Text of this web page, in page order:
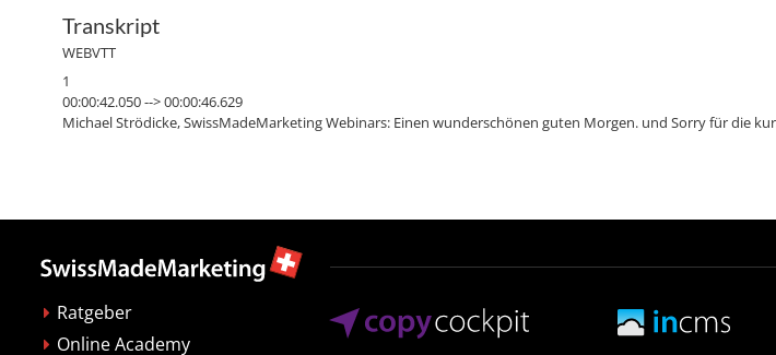
Transkript
WEBVTT
1
00:00:42.050 --> 00:00:46.629
Michael Strödicke, SwissMadeMarketing Webinars: Einen wunderschönen guten Morgen. und Sorry für die
3
Michael Strödicke, SwissMadeMarketing Webinars: So.
00:00:54.480 --> 00:00:59.820
Michael Strödicke, SwissMadeMarketing Webinars: schau mal durch, Ich sehe einige neue Gesichter. Also
Ratgeber
Online Academy